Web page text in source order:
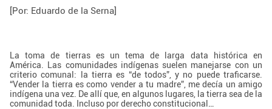
[Por: Eduardo de la Serna]
La toma de tierras es un tema de larga data histórica en
América. Las comunidades indígenas suelen manejarse con un
criterio comunal: la tierra es “de todos”, y no puede traficarse.
“Vender la tierra es como vender a tu madre”, me decía un amigo
indígena una vez. De allí que, en algunos lugares, la tierra sea de la
comunidad toda. Incluso por derecho constitucional